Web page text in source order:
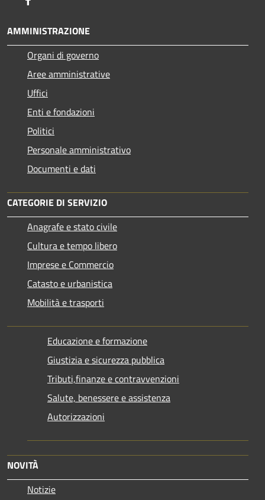
AMMINISTRAZIONE
Organi di governo
Aree amministrative
Uffici
Enti e fondazioni
Politici
Personale amministrativo
Documenti e dati
CATEGORIE DI SERVIZIO
Anagrafe e stato civile
Cultura e tempo libero
Imprese e Commercio
Catasto e urbanistica
Mobilità e trasporti
Educazione e formazione
Giustizia e sicurezza pubblica
Tributi,finanze e contravvenzioni
Salute, benessere e assistenza
Autorizzazioni
NOVITÀ
Notizie